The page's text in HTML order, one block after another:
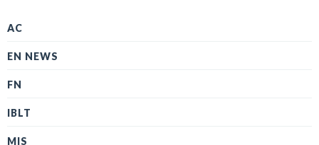
AC
EN NEWS
FN
IBLT
MIS